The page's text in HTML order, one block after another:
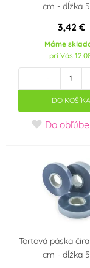
cm - dĺžka
3,42 €
Máme
pri Vás
-
DO KOŠÍKA
Do
Tortová páska
cm - dĺžka